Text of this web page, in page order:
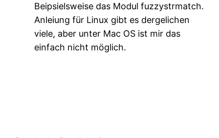
Beipsielsweise das Modul fuzzystrmatch.
Anleiung für Linux gibt es dergelichen
viele, aber unter Mac OS ist mir das
einfach nicht möglich.